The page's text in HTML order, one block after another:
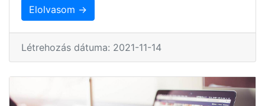
Elolvasom →
Létrehozás dátuma: 2021-11-14